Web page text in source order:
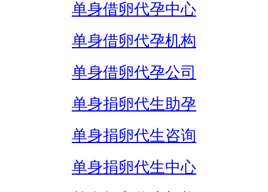
单身借卵代孕中心
单身借卵代孕机构
单身借卵代孕公司
单身捐卵代生助孕
单身捐卵代生咨询
单身捐卵代生中心